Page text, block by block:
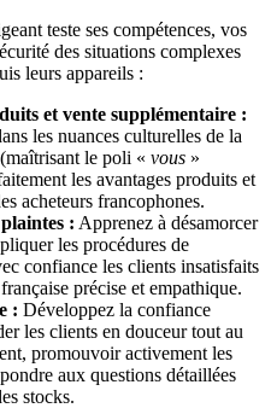
teste ses compétences, vos
des situations complexes
leurs appareils :
et vente supplémentaire :
les nuances culturelles de la
le poli « vous »
les avantages produits et
acheteurs francophones.
: Apprenez à désamorcer
les procédures de
confiance les clients insatisfaits
précise et empathique.
: Développez la confiance
les clients en douceur tout au
promouvoir activement les
aux questions détaillées
stocks.